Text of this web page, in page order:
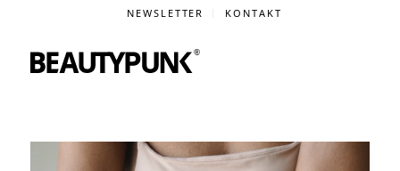
NEWSLETTER KONTAKT